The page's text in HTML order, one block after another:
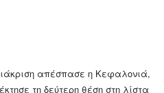
απέσπασε η Κεφαλονιά,
τη δεύτερη θέση στη λίστα